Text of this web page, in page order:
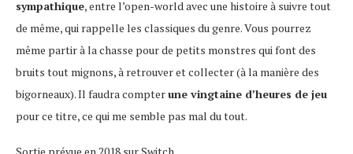
sympathique, entre l’open-world avec une histoire à suivre tout
de même, qui rappelle les classiques du genre. Vous pourrez
même partir à la chasse pour de petits monstres qui font des
bruits tout mignons, à retrouver et collecter (à la manière des
bigorneaux). Il faudra compterune vingtaine d’heures de jeu
pour ce titre, ce qui me semble pas mal du tout.